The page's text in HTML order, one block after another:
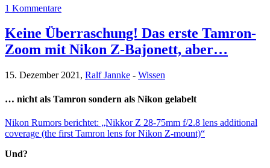
1 Kommentare
Keine Überraschung! Das erste Tamron-
Zoom mit Nikon Z-Bajonett, aber…
15. Dezember 2021, Ralf Jannke - Wissen
… nicht als Tamron sondern als Nikon gelabelt
Nikon Rumors berichtet: „Nikkor Z 28-75mm f/2.8 lens additional
coverage (the first Tamron lens for Nikon Z-mount)“
Und?